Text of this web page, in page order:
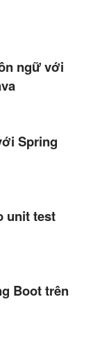
ngữ với
Spring
unit test
Boot trên